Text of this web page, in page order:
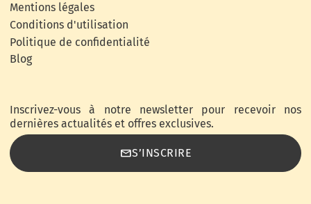
Mentions légales
Conditions d'utilisation
Politique de confidentialité
Blog
Inscrivez-vous à notre newsletter pour recevoir nos
dernières actualités et offres exclusives.
emailS’INSCRIRE